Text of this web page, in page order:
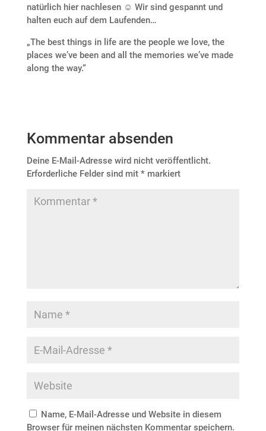
natürlich hier nachlesen ☺️ Wir sind gespannt und
halten euch auf dem Laufenden…
„The best things in life are the people we love, the
places we’ve been and all the memories we’ve made
along the way.“
Kommentar absenden
Deine E-Mail-Adresse wird nicht veröffentlicht.
Erforderliche Felder sind mit *markiert
Name, E-Mail-Adresse und Website in diesem
Browser für meinen nächsten Kommentar speichern.